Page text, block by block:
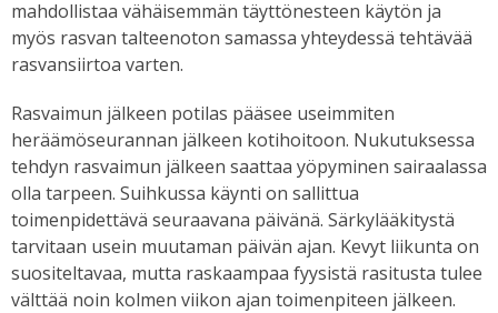
mahdollistaa vähäisemmän täyttönesteen käytön ja
myös rasvan talteenoton samassa yhteydessä tehtävää
rasvansiirtoa varten.
Rasvaimun jälkeen potilas pääsee useimmiten
heräämöseurannan jälkeen kotihoitoon. Nukutuksessa
tehdyn rasvaimun jälkeen saattaa yöpyminen sairaalassa
olla tarpeen. Suihkussa käynti on sallittua
toimenpidettävä seuraavana päivänä. Särkylääkitystä
tarvitaan usein muutaman päivän ajan. Kevyt liikunta on
suositeltavaa, mutta raskaampaa fyysistä rasitusta tulee
välttää noin kolmen viikon ajan toimenpiteen jälkeen.